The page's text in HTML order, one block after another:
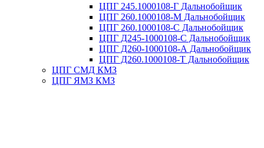
ЦПГ 245.1000108-Г Дальнобойщик
ЦПГ 260.1000108-М Дальнобойщик
ЦПГ 260.1000108-С Дальнобойщик
ЦПГ Д245-1000108-С Дальнобойщик
ЦПГ Д260-1000108-А Дальнобойщик
ЦПГ Д260.1000108-Т Дальнобойщик
ЦПГ СМД КМЗ
ЦПГ ЯМЗ КМЗ